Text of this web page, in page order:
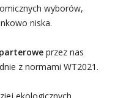
wyborów,
niska.
przez nas
z normami WT2021.